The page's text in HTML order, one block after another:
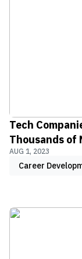
Tech
Thousands of
AUG 1, 2023
Career